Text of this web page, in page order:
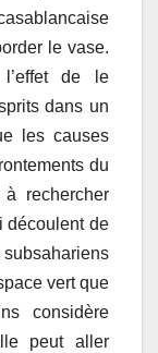
le vase.
de le
dans un
les causes
du
rechercher
découlent de
subsahariens
vert que
considère
peut aller